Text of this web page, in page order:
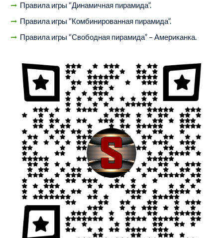
Правила игры “Динамичная пирамида”.
Правила игры “Комбинированная пирамида”.
Правила игры “Свободная пирамида” – Американка.